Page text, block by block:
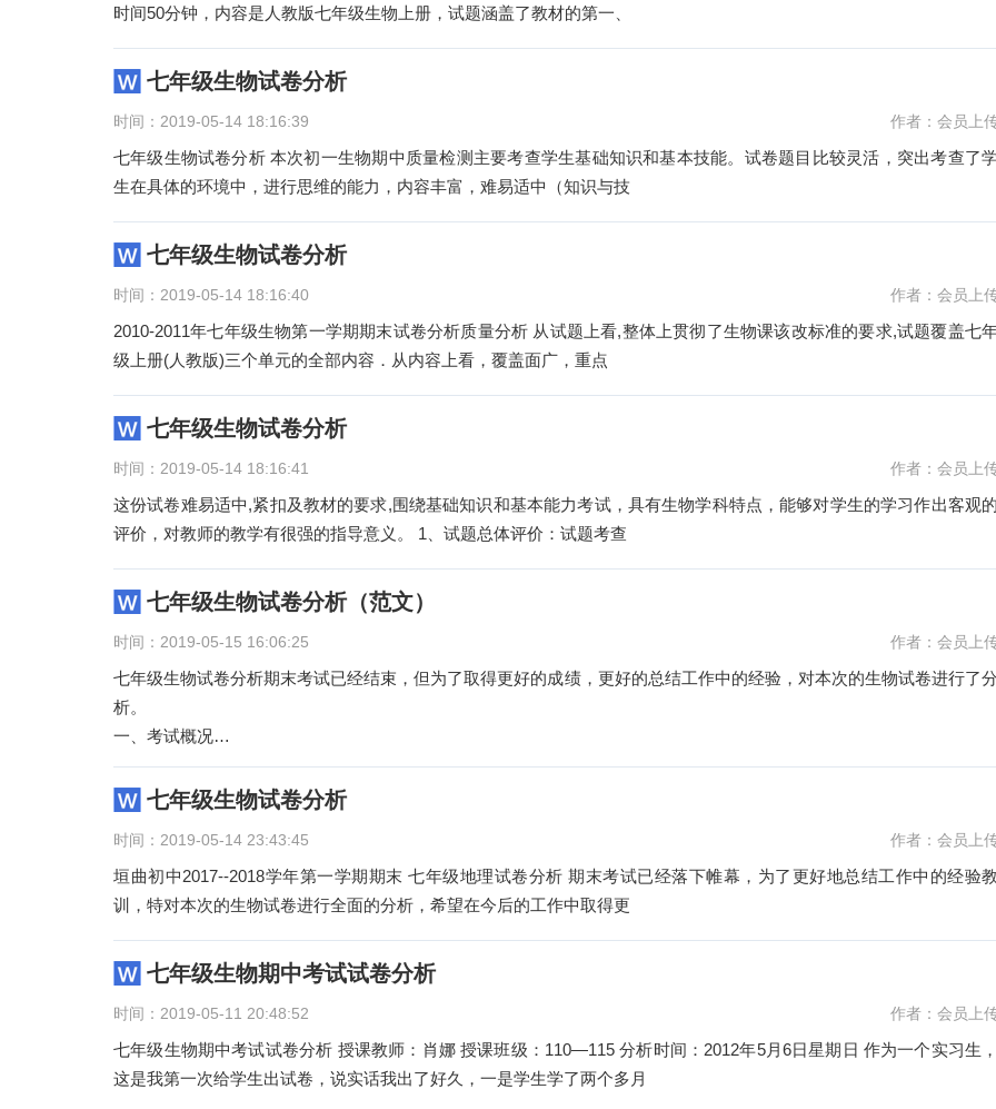
时间50分钟，内容是人教版七年级生物上册，试题涵盖了教材的第一、
七年级生物试卷分析
时间：2019-05-14 18:16:39 作者：会员上
七年级生物试卷分析 本次初一生物期中质量检测主要考查学生基础知识和基本技能。试卷题目比较灵活，突出考查了学
生在具体的环境中，进行思维的能力，内容丰富，难易适中（知识与技
七年级生物试卷分析
时间：2019-05-14 18:16:40 作者：会员上
2010-2011年七年级生物第一学期期末试卷分析质量分析 从试题上看,整体上贯彻了生物课该改标准的要求,试题覆盖七
级上册(人教版)三个单元的全部内容．从内容上看，覆盖面广，重点
七年级生物试卷分析
时间：2019-05-14 18:16:41 作者：会员上
这份试卷难易适中,紧扣及教材的要求,围绕基础知识和基本能力考试，具有生物学科特点，能够对学生的学习作出客观的
评价，对教师的教学有很强的指导意义。 1、试题总体评价：试题考查
七年级生物试卷分析（范文）
时间：2019-05-15 16:06:25 作者：会员上
七年级生物试卷分析期末考试已经结束，但为了取得更好的成绩，更好的总结工作中的经验，对本次的生物试卷进行了分
析。
一、考试概况
本次生物期中考试主要查学生基础知识、识图能
七年级生物试卷分析
时间：2019-05-14 23:43:45 作者：会员上
垣曲初中2017--2018学年第一学期期末 七年级地理试卷分析 期末考试已经落下帷幕，为了更好地总结工作中的经验教
训，特对本次的生物试卷进行全面的分析，希望在今后的工作中取得更
七年级生物期中考试试卷分析
时间：2019-05-11 20:48:52 作者：会员上
七年级生物期中考试试卷分析 授课教师：肖娜 授课班级：110—115 分析时间：2012年5月6日星期日 作为一个实习生，
这是我第一次给学生出试卷，说实话我出了好久，一是学生学了两个多月